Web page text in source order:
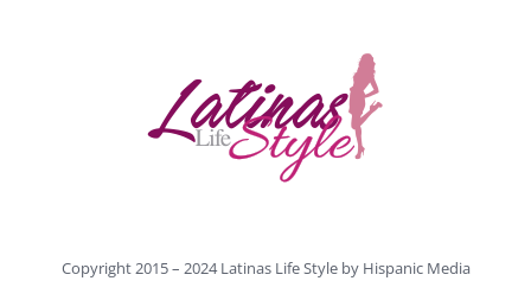
Copyright 2015 – 2024 Latinas Life Style by Hispanic Media